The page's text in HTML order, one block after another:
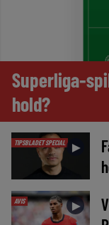
Superliga-
hold?
TIPSBLADET SPECIAL ►
AVIS ►